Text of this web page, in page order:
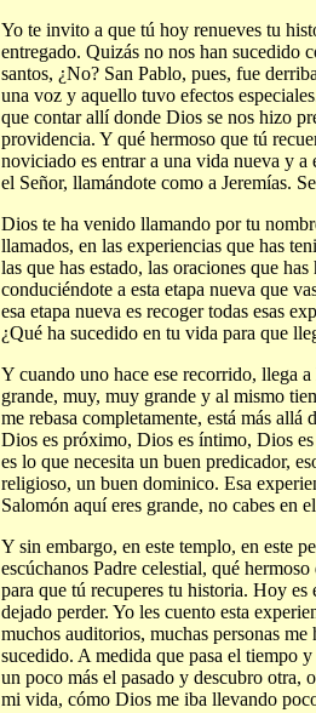
Yo te invito a que tú hoy renueves tu
entregado. Quizás no nos han sucedido
santos, ¿No? San Pablo, pues, fue
una voz y aquello tuvo efectos
que contar allí donde Dios se nos hizo
providencia. Y qué hermoso que tú
noviciado es entrar a una vida nueva y
el Señor, llamándote como a Jeremías.
Dios te ha venido llamando por tu
llamados, en las experiencias que has
las que has estado, las oraciones que
conduciéndote a esta etapa nueva que
esa etapa nueva es recoger todas esas
¿Qué ha sucedido en tu vida para que
Y cuando uno hace ese recorrido, llega
grande, muy, muy grande y al mismo
me rebasa completamente, está más
Dios es próximo, Dios es íntimo, Dios
es lo que necesita un buen predicador,
religioso, un buen dominico. Esa
Salomón aquí eres grande, no cabes en
Y sin embargo, en este templo, en este
escúchanos Padre celestial, qué
para que tú recuperes tu historia. Hoy es
dejado perder. Yo les cuento esta
muchos auditorios, muchas personas
sucedido. A medida que pasa el tiempo
un poco más el pasado y descubro otra,
mi vida, cómo Dios me iba llevando